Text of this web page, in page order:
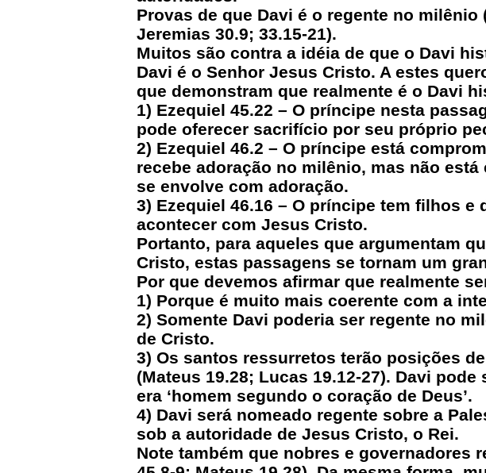
Provas de que Davi é o regente no milênio
Jeremias 30.9; 33.15-21).
Muitos são contra a idéia de que o Davi
Davi é o Senhor Jesus Cristo. A estes
que demonstram que realmente é o Davi
1) Ezequiel 45.22 – O príncipe nesta
pode oferecer sacrifício por seu próprio
2) Ezequiel 46.2 – O príncipe está
recebe adoração no milênio, mas não
se envolve com adoração.
3) Ezequiel 46.16 – O príncipe tem filhos
acontecer com Jesus Cristo.
Portanto, para aqueles que argumentam
Cristo, estas passagens se tornam um
Por que devemos afirmar que realmente
1) Porque é muito mais coerente com a
2) Somente Davi poderia ser regente no
de Cristo.
3) Os santos ressurretos terão posições
(Mateus 19.28; Lucas 19.12-27). Davi
era ‘homem segundo o coração de Deus’.
4) Davi será nomeado regente sobre a
sob a autoridade de Jesus Cristo, o Rei.
Note também que nobres e governadores